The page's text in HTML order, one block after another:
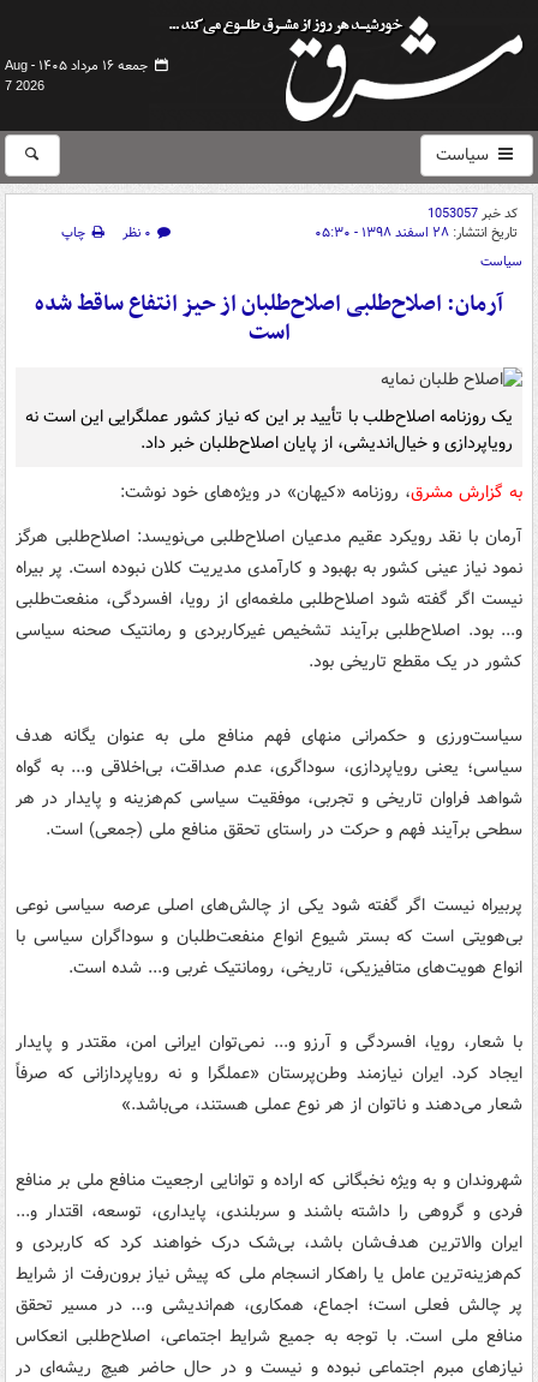
جمعه ۱۶ مرداد ۱۴۰۵ -
Aug
7 2026
سیاست
کد خبر1053057
تاریخ انتشار: ۲۸ اسفند ۱۳۹۸ - ۰۵:۳۰ ۰ نظر
چاپ
سیاست
آرمان: اصلاح‌طلبی اصلاح‌طلبان از حیز انتفاع ساقط شده
است
یک روزنامه اصلاح‌طلب با تأیید بر این که نیاز کشور عملگرایی این است نه
رویاپردازی و خیال‌اندیشی، از پایان اصلاح‌طلبان خبر داد.
به گزارش مشرق، روزنامه «کیهان» در ویژه‌های خود نوشت:
آرمان با نقد رویکرد عقیم مدعیان اصلاح‌طلبی می‌نویسد: اصلاح‌طلبی هرگز
نمود نیاز عینی کشور به بهبود و کارآمدی مدیریت کلان نبوده است. پر بیراه
نیست اگر گفته شود اصلاح‌طلبی ملغمه‌ای از رویا، افسردگی، منفعت‌طلبی
و... بود. اصلاح‌طلبی برآیند تشخیص غیرکاربردی و رمانتیک صحنه سیاسی
کشور در یک مقطع تاریخی بود.
سیاست‌ورزی و حکمرانی منهای فهم منافع ملی به عنوان یگانه هدف
سیاسی؛ یعنی رویاپردازی، سوداگری، عدم صداقت، بی‌اخلاقی و... به گواه
شواهد فراوان تاریخی و تجربی، موفقیت سیاسی کم‌هزینه و پایدار در هر
سطحی برآیند فهم و حرکت در راستای تحقق منافع ملی (جمعی) است.
پربیراه نیست اگر گفته شود یکی از چالش‌های اصلی عرصه سیاسی نوعی
بی‌هویتی است که بستر شیوع انواع منفعت‌طلبان و سوداگران سیاسی با
انواع هویت‌های متافیزیکی، تاریخی، رومانتیک غربی و... شده است.
با شعار، رویا، افسردگی و آرزو و... نمی‌توان ایرانی امن، مقتدر و پایدار
ایجاد کرد. ایران نیازمند وطن‌پرستان «عملگرا و نه رویاپردازانی که صرفاً
شعار می‌دهند و ناتوان از هر نوع عملی هستند، می‌باشد.»
شهروندان و به ویژه نخبگانی که اراده و توانایی ارجعیت منافع ملی بر منافع
فردی و گروهی را داشته باشند و سربلندی، پایداری، توسعه، اقتدار و...
ایران والاترین هدف‌شان باشد، بی‌شک درک خواهند کرد که کاربردی و
کم‌هزینه‌ترین عامل یا راهکار انسجام ملی که پیش نیاز برون‌رفت از شرایط
پر چالش فعلی است؛ اجماع، همکاری، هم‌اندیشی و... در مسیر تحقق
منافع ملی است. با توجه به جمیع شرایط اجتماعی، اصلاح‌طلبی انعکاس
نیازهای مبرم اجتماعی نبوده و نیست و در حال حاضر هیچ ریشه‌ای در